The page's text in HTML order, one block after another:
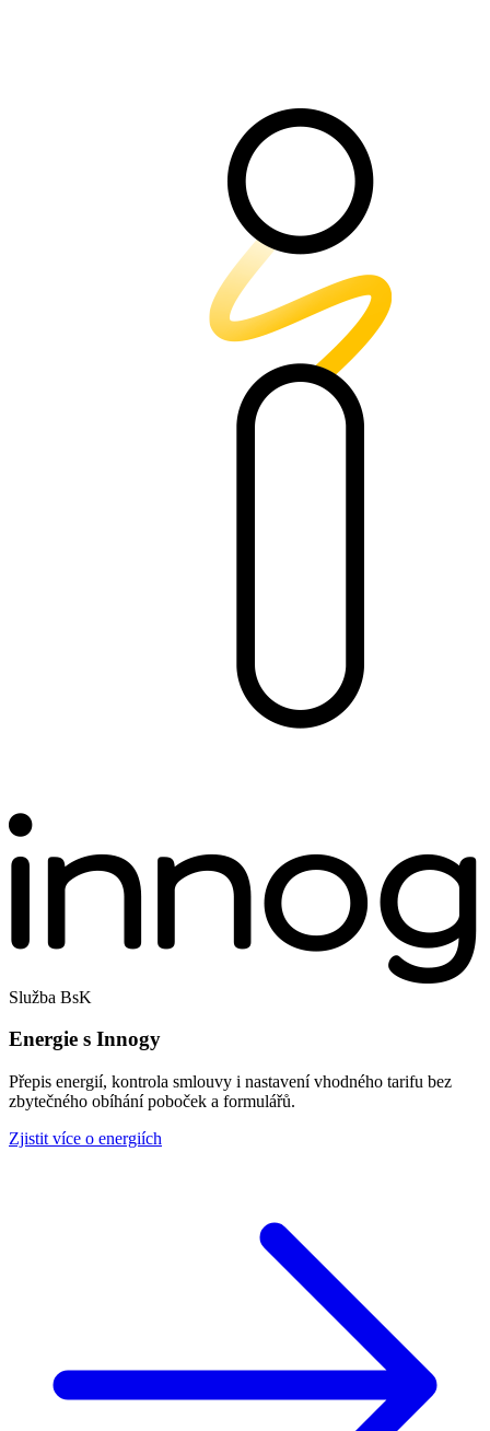
Služba BsK
Energie s Innogy
Přepis energií, kontrola smlouvy i nastavení vhodného tarifu bez
zbytečného obíhání poboček a formulářů.
Zjistit více o energiích